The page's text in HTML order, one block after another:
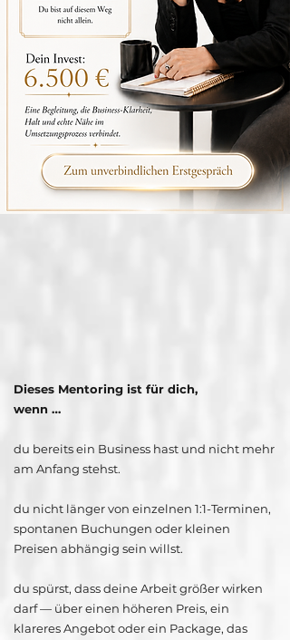
Dieses Mentoring ist für dich,
wenn …
du bereits ein Business hast und nicht mehr
am Anfang stehst.
du nicht länger von einzelnen 1:1-Terminen,
spontanen Buchungen oder kleinen
Preisen abhängig sein willst.
du spürst, dass deine Arbeit größer wirken
darf — über einen höheren Preis, ein
klareres Angebot oder ein Package, das